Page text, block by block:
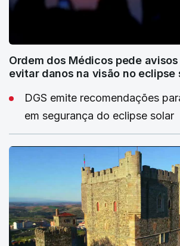
Ordem dos Médicos pede
evitar danos na visão no eclipse
DGS emite recomendações
em segurança do eclipse solar